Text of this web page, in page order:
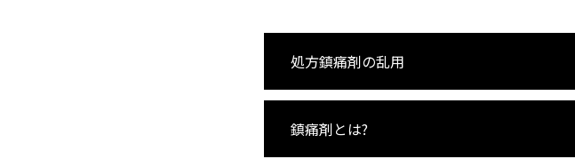
処方鎮痛剤の乱用
鎮痛剤とは?